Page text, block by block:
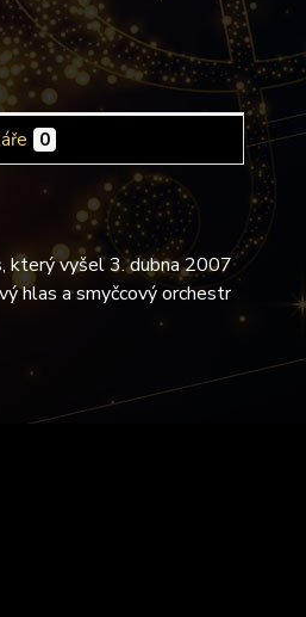
0
který vyšel 3. dubna 2007
hlas a smyčcový orchestr